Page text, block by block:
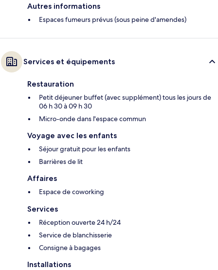
Autres informations
Espaces fumeurs prévus (sous peine d'amendes)
Services et équipements
Restauration
Petit déjeuner buffet (avec supplément) tous les jours de
06 h 30 à 09 h 30
Micro-onde dans l'espace commun
Voyage avec les enfants
Séjour gratuit pour les enfants
Barrières de lit
Affaires
Espace de coworking
Services
Réception ouverte 24 h/24
Service de blanchisserie
Consigne à bagages
Installations